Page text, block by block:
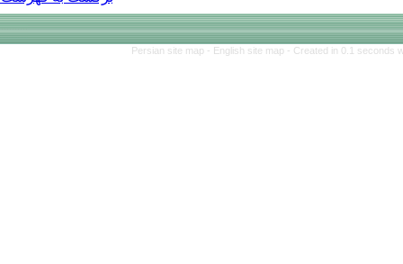
Persian site map